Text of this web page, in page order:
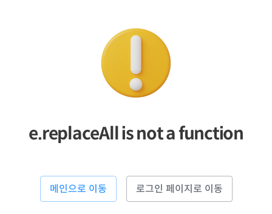
e.replaceAll is not a function
메인으로 이동 로그인 페이지로 이동